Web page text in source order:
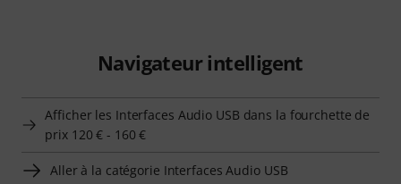
Navigateur intelligent
Afficher les Interfaces Audio USB dans la fourchette de
prix 120 € - 160 €
Aller à la catégorie Interfaces Audio USB